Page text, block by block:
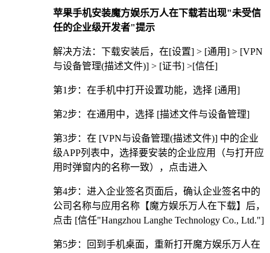
苹果手机安装魔方娱乐万人在下载若出现"未受信
任的企业级开发者"提示
解决方法：下载安装后，在[设置] > [通用] > [VPN
与设备管理(描述文件)] > [证书] >[信任]
第1步：在手机中打开设置功能，选择 [通用]
第2步：在通用中，选择 [描述文件与设备管理]
第3步：在 [VPN与设备管理(描述文件)] 中的企业
级APP列表中，选择要安装的企业应用（与打开应
用时弹窗内的名称一致），点击进入
第4步：进入企业签名页面后，确认企业签名中的
公司名称与应用名称【魔方娱乐万人在下载】后，
点击 [信任"Hangzhou Langhe Technology Co., Ltd."]
第5步：回到手机桌面，重新打开魔方娱乐万人在